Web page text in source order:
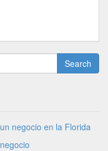
Search
negocio en la Florida